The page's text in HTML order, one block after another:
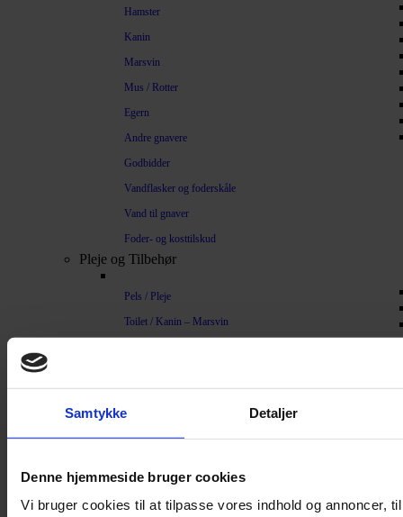
Samtykke Detaljer
Denne hjemmeside bruger cookies
Vi bruger cookies til at tilpasse vores indhold og annoncer,
Hamster
Kanin
Marsvin
Mus / Rotter
Egern
Andre gnavere
Godbidder
Vandflasker og foderskåle
Vand til gnaver
Foder- og kosttilskud
Pleje og Tilbehør
Pels / Pleje
Toilet / Kanin – Marsvin
Bure
Hamsterbur
Kaninbur